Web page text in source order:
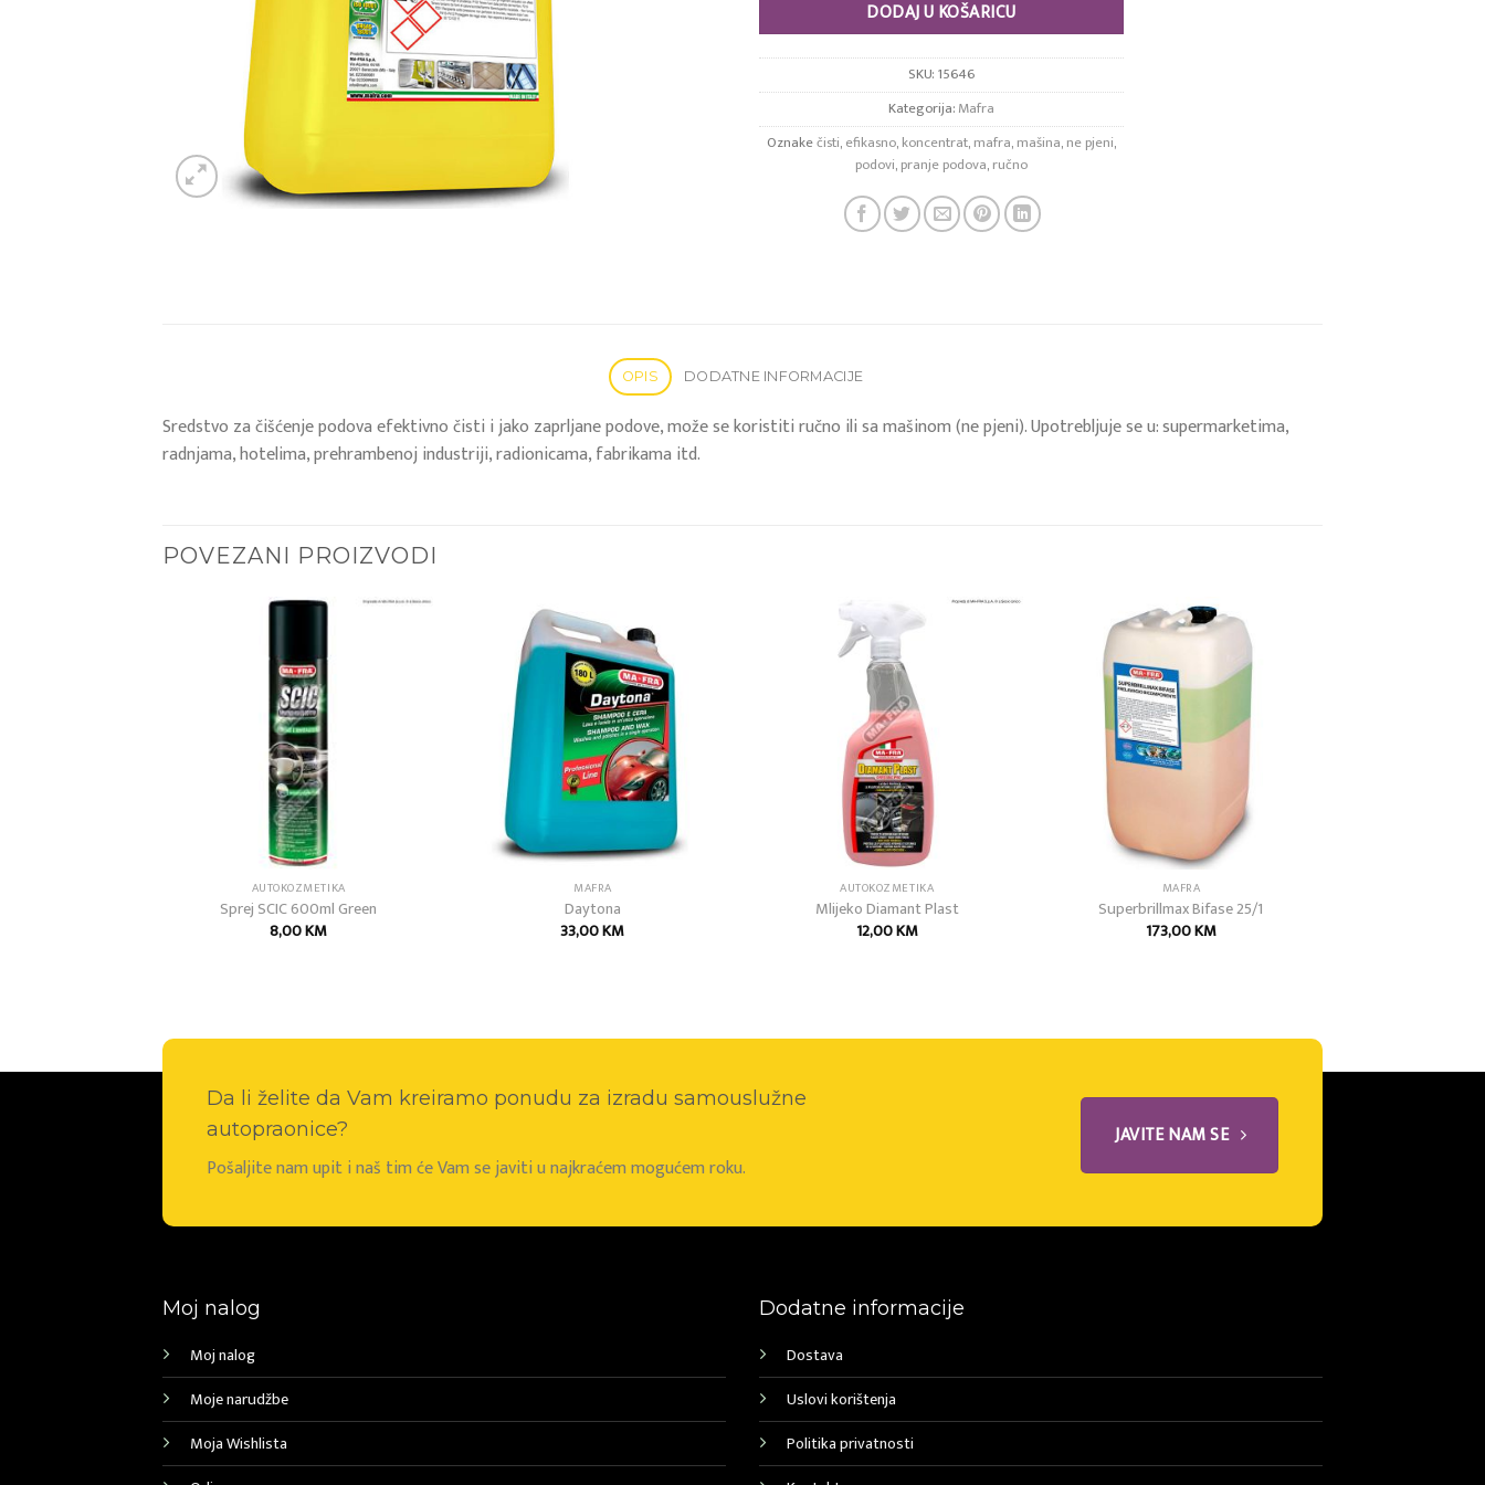
DODAJ U KOŠARICU
SKU:15646
Kategorija:Mafra
Oznakečisti,efikasno,koncentrat,mafra,mašina,ne pjeni,
podovi,pranje podova,ručno
OPIS DODATNE INFORMACIJE
Sredstvo za čišćenje podova efektivno čisti i jako zaprljane podove, može se koristiti ručno ili sa mašinom (ne pjeni). Upotrebljuje se u: supermarketima,
radnjama, hotelima, prehrambenoj industriji, radionicama, fabrikama itd.
POVEZANI PROIZVODI
AUTOKOZMETIKA
Sprej SCIC 600ml Green
8,00KM
wishlist
MAFRA
Daytona
33,00KM
AUTOKOZMETIKA
Mlijeko Diamant Plast
12,00KM
MAFRA
Superbrillmax Bifase 25/1
173,00KM
Da li želite da Vam kreiramo ponudu za izradu samouslužne
autopraonice?
Pošaljite nam upit i naš tim će Vam se javiti u najkraćem mogućem roku.
JAVITE NAM SE
Moj nalog
Moj nalog
Moje narudžbe
Moja Wishlista
Dodatne informacije
Dostava
Uslovi korištenja
Politika privatnosti